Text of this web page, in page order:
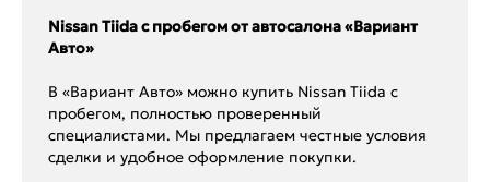
Nissan Tiida с пробегом от автосалона «Вариант
Авто»
В «Вариант Авто» можно купить Nissan Tiida с
пробегом, полностью проверенный
специалистами. Мы предлагаем честные условия
сделки и удобное оформление покупки.